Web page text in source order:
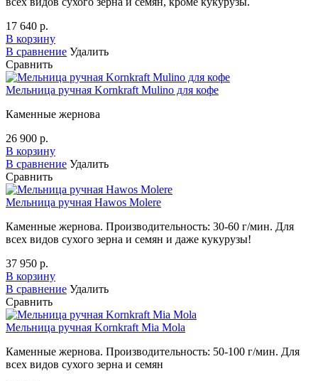
17 640 р.
В корзину
В сравнение Удалить
Сравнить
Мельница ручная Kornkraft Mulino для кофе
Каменные жернова
26 900 р.
В корзину
В сравнение Удалить
Сравнить
Мельница ручная Hawos Molere
Каменные жернова. Производительность: 30-60 г/мин. Для
всех видов сухого зерна и семян и даже кукурузы!
37 950 р.
В корзину
В сравнение Удалить
Сравнить
Мельница ручная Kornkraft Mia Mola
Каменные жернова. Производительность: 50-100 г/мин. Для
всех видов сухого зерна и семян